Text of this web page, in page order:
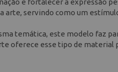
e fortalecer a expressão
arte, servindo como um
temática, este modelo faz
oferece esse tipo de material